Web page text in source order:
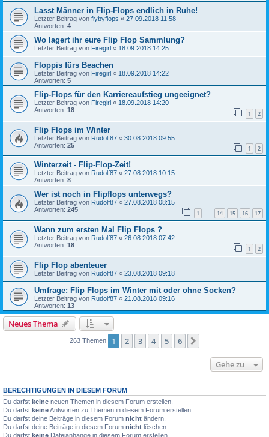
Lasst Männer in Flip-Flops endlich in Ruhe!
Letzter Beitrag von flybyflops « 27.09.2018 11:58
Antworten: 4
Wo lagert ihr eure Flip Flop Sammlung?
Letzter Beitrag von Firegirl « 18.09.2018 14:25
Floppis fürs Beachen
Letzter Beitrag von Firegirl « 18.09.2018 14:22
Antworten: 5
Flip-Flops für den Karriereaufstieg ungeeignet?
Letzter Beitrag von Firegirl « 18.09.2018 14:20
Antworten: 18 1 2
Flip Flops im Winter
Letzter Beitrag von Rudolf87 « 30.08.2018 09:55
Antworten: 25 1 2
Winterzeit - Flip-Flop-Zeit!
Letzter Beitrag von Rudolf87 « 27.08.2018 10:15
Antworten: 8
Wer ist noch in Flipflops unterwegs?
Letzter Beitrag von Rudolf87 « 27.08.2018 08:15
Antworten: 245 1 … 14 15 16 17
Wann zum ersten Mal Flip Flops ?
Letzter Beitrag von Rudolf87 « 26.08.2018 07:42
Antworten: 18 1 2
Flip Flop abenteuer
Letzter Beitrag von Rudolf87 « 23.08.2018 09:18
Umfrage: Flip Flops im Winter mit oder ohne Socken?
Letzter Beitrag von Rudolf87 « 21.08.2018 09:16
Antworten: 13
Neues Thema
263 Themen 1 2 3 4 5 6
Gehe zu
BERECHTIGUNGEN IN DIESEM FORUM
Du darfst keine neuen Themen in diesem Forum erstellen.
Du darfst keineAntworten zu Themen in diesem Forum erstellen.
Du darfst deine Beiträge in diesem Forum nicht ändern.
Du darfst deine Beiträge in diesem Forum nicht löschen.
Du darfst keine Dateianhänge in diesem Forum erstellen.